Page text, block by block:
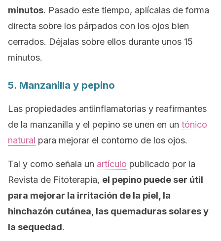
minutos. Pasado este tiempo, aplícalas de forma
directa sobre los párpados con los ojos bien
cerrados. Déjalas sobre ellos durante unos 15
minutos.
5. Manzanilla y pepino
Las propiedades antiinflamatorias y reafirmantes
de la manzanilla y el pepino se unen en un tónico
natural para mejorar el contorno de los ojos.
Tal y como señala un artículo publicado por la
Revista de Fitoterapia, el pepino puede ser útil
para mejorar la irritación de la piel, la
hinchazón cutánea, las quemaduras solares y
la sequedad.